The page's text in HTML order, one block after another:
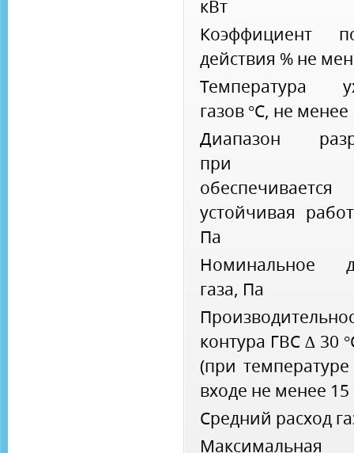
кВт
Коэффициент
действия % не
Температура
газов °С, не менее
Диапазон
при
обеспечивается
устойчивая
Па
Номинальное
газа, Па
контура ГВС ∆ 30
(при
входе не менее 15
Средний расход
Максимальная